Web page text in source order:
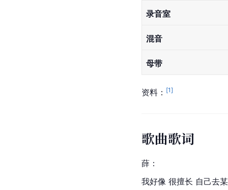
录音室
混音
母带
资料： [1]
歌曲歌词
薛：
我好像 很擅长 自己去